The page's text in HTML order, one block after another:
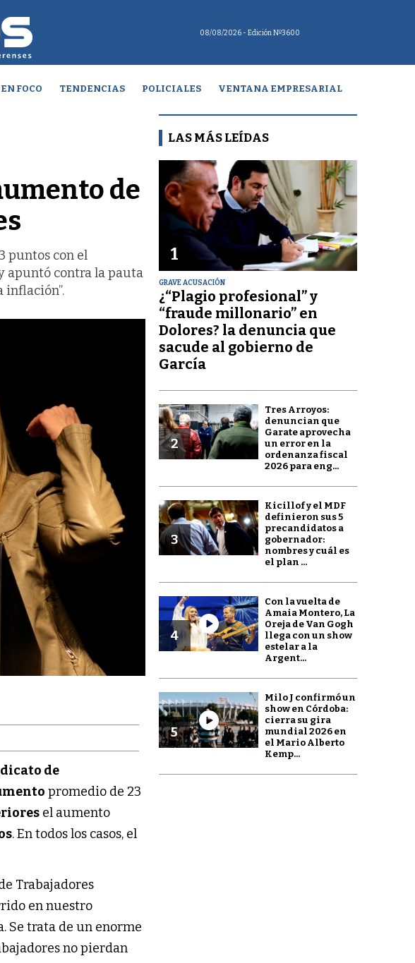
08/08/2026 - Edición Nº3600
EN FOCO TENDENCIAS POLICIALES VENTANA EMPRESARIAL
de
puntos con el
apuntó contra la pauta
inflación”.
de
promedio de 23
el aumento
. En todos los casos, el
Trabajadores
en nuestro
Se trata de un enorme
no pierdan
LAS MÁS LEÍDAS
1
GRAVE ACUSACIÓN
¿“Plagio profesional” y
“fraude millonario” en
Dolores? la denuncia que
sacude al gobierno de
García
2
Tres Arroyos:
denuncian que
Garate aprovecha
un error en la
ordenanza fiscal
2026 para eng...
3
Kicillof y el MDF
definieron sus 5
precandidatos a
gobernador:
nombres y cuál es
el plan ...
4
Con la vuelta de
Amaia Montero, La
Oreja de Van Gogh
llega con un show
estelar a la
Argent...
5
Milo J confirmó un
show en Córdoba:
cierra su gira
mundial 2026 en
el Mario Alberto
Kemp...